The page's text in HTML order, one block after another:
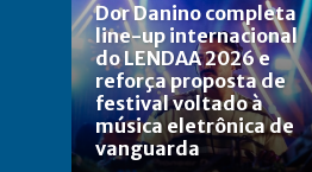
Dor Danino completa
line-up internacional
do LENDAA 2026 e
reforça proposta de
festival voltado à
música eletrônica de
vanguarda